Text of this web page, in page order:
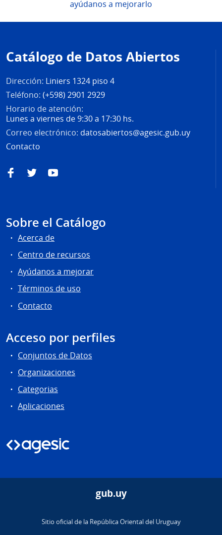
ayúdanos a mejorarlo
de
página
Catálogo de Datos Abiertos
Dirección: Liniers 1324 piso 4
Teléfono: (+598) 2901 2929
Horario de atención:
Lunes a viernes de 9:30 a 17:30 hs.
Correo electrónico: datosabiertos@agesic.gub.uy
Contacto
FacebookTwitterYouTube
Sobre el Catálogo
Acerca de
Centro de recursos
Ayúdanos a mejorar
Términos de uso
Contacto
Acceso por perfiles
Conjuntos de Datos
Organizaciones
Categorias
Aplicaciones
gub.uy
Sitio oficial de la República Oriental del Uruguay